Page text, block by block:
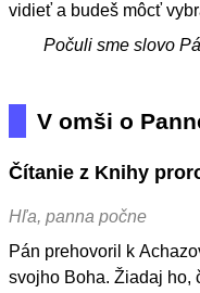
vidieť a budeš môcť
Počuli sme slovo
V omši o
Čítanie z Knihy
Hľa, panna počne
Pán prehovoril k
svojho Boha. Žiadaj ho,